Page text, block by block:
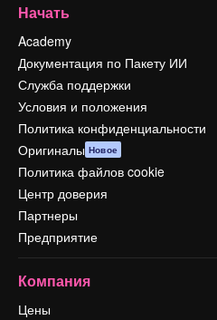
Начать
Academy
Документация по Пакету ИИ
Служба поддержки
Условия и положения
Политика конфиденциальности
Оригиналы Новое
Политика файлов cookie
Центр доверия
Партнеры
Предприятие
Компания
Цены